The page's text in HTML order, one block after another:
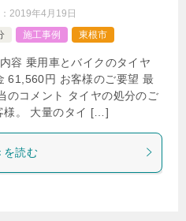
2019年4月19日
施工事例 東根市
容 乗用車とバイクのタイヤ
61,560円 お客様のご要望 最
のコメント タイヤの処分のご
様。 大量のタイ […]
を読む